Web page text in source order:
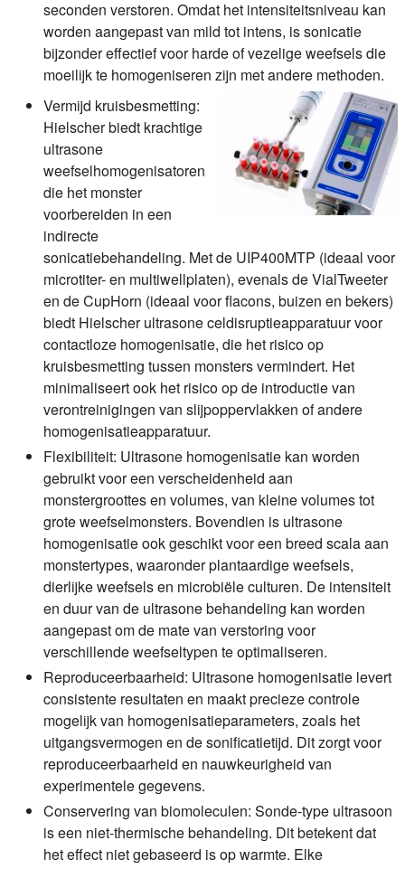
seconden verstoren. Omdat het intensiteitsniveau kan
worden aangepast van mild tot intens, is sonicatie
bijzonder effectief voor harde of vezelige weefsels die
moeilijk te homogeniseren zijn met andere methoden.
Vermijd kruisbesmetting:
Hielscher biedt krachtige
ultrasone
weefselhomogenisatoren
die het monster
voorbereiden in een
indirecte
sonicatiebehandeling. Met de UIP400MTP (ideaal voor
microtiter- en multiwellplaten), evenals de VialTweeter
en de CupHorn (ideaal voor flacons, buizen en bekers)
biedt Hielscher ultrasone celdisruptieapparatuur voor
contactloze homogenisatie, die het risico op
kruisbesmetting tussen monsters vermindert. Het
minimaliseert ook het risico op de introductie van
verontreinigingen van slijpoppervlakken of andere
homogenisatieapparatuur.
Flexibiliteit: Ultrasone homogenisatie kan worden
gebruikt voor een verscheidenheid aan
monstergroottes en volumes, van kleine volumes tot
grote weefselmonsters. Bovendien is ultrasone
homogenisatie ook geschikt voor een breed scala aan
monstertypes, waaronder plantaardige weefsels,
dierlijke weefsels en microbiële culturen. De intensiteit
en duur van de ultrasone behandeling kan worden
aangepast om de mate van verstoring voor
verschillende weefseltypen te optimaliseren.
Reproduceerbaarheid: Ultrasone homogenisatie levert
consistente resultaten en maakt precieze controle
mogelijk van homogenisatieparameters, zoals het
uitgangsvermogen en de sonificatietijd. Dit zorgt voor
reproduceerbaarheid en nauwkeurigheid van
experimentele gegevens.
Conservering van biomoleculen: Sonde-type ultrasoon
is een niet-thermische behandeling. Dit betekent dat
het effect niet gebaseerd is op warmte. Elke